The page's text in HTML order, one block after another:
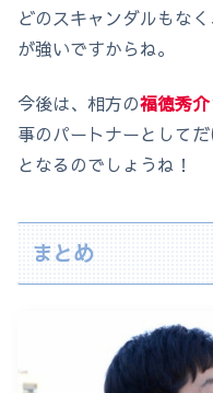
どのスキャンダルもな
が強いですからね。
今後は、相方の福徳秀介
事のパートナーとして
となるのでしょうね！
まとめ